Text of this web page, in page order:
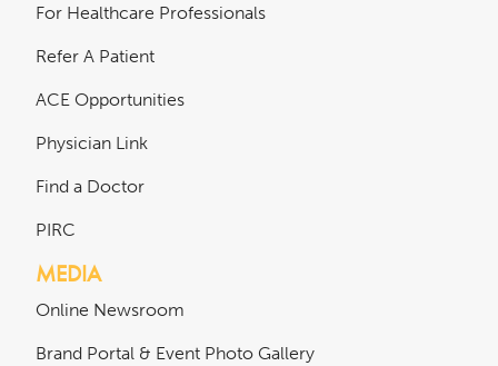
For Healthcare Professionals
Refer A Patient
ACE Opportunities
Physician Link
Find a Doctor
PIRC
MEDIA
Online Newsroom
Brand Portal & Event Photo Gallery